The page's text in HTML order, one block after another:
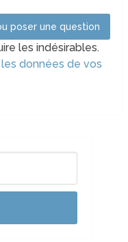
les indésirables.
données de vos